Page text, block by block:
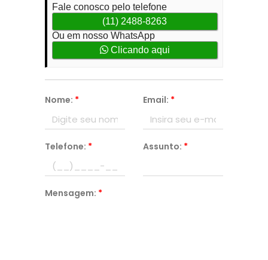
Fale conosco pelo telefone
(11) 2488-8263
Ou em nosso WhatsApp
Clicando aqui
Nome: * Email: *
Telefone: * Assunto: *
Mensagem: *